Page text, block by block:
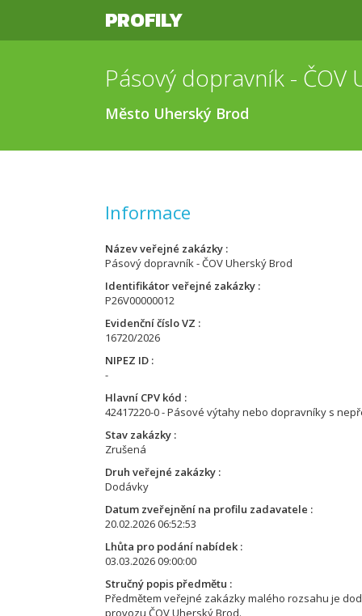
PROFILY
Pásový dopravník - ČOV
Město Uherský Brod
Informace
Název veřejné zakázky
Pásový dopravník - ČOV Uherský Brod
Identifikátor veřejné zakázky
P26V00000012
Evidenční číslo VZ
16720/2026
NIPEZ ID
-
Hlavní CPV kód
42417220-0 - Pásové výtahy nebo dopravníky s
Stav zakázky
Zrušená
Druh veřejné zakázky
Dodávky
Datum zveřejnění na profilu zadavatele
20.02.2026 06:52:53
Lhůta pro podání nabídek
03.03.2026 09:00:00
Stručný popis předmětu
Předmětem veřejné zakázky malého rozsahu je
provozu ČOV Uherský Brod.